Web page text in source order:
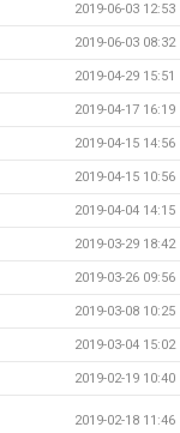
2019-06-03 12:53
2019-06-03 08:32
2019-04-29 15:51
2019-04-17 16:19
2019-04-15 14:56
2019-04-15 10:56
2019-04-04 14:15
2019-03-29 18:42
2019-03-26 09:56
2019-03-08 10:25
2019-03-04 15:02
2019-02-19 10:40
2019-02-18 11:46